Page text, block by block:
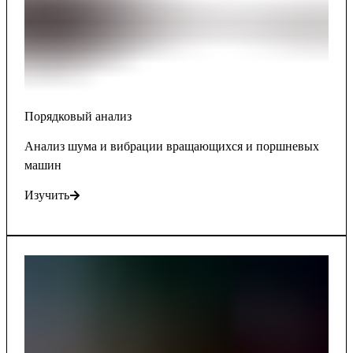
Порядковый анализ
Анализ шума и вибрации вращающихся и поршневых
машин
Изучить